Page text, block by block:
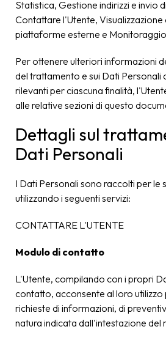
Statistica, Gestione indirizzi e invio
Contattare l'Utente, Visualizzazione
piattaforme esterne e
Per ottenere ulteriori informazioni
del trattamento e sui Dati Personali
rilevanti per ciascuna finalità,
alle relative sezioni di questo
Dettagli sul
Dati Personali
I Dati Personali sono raccolti per le
utilizzando i seguenti servizi:
CONTATTARE L'UTENTE
Modulo di contatto
L'Utente, compilando con i propri
contatto, acconsente al loro utilizzo
richieste di informazioni, di
natura indicata dall'intestazione del